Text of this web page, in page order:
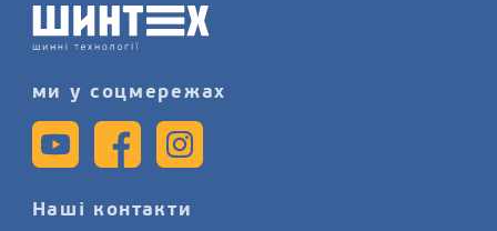
нашому сайті.
ми у соцмережах
Наші контакти